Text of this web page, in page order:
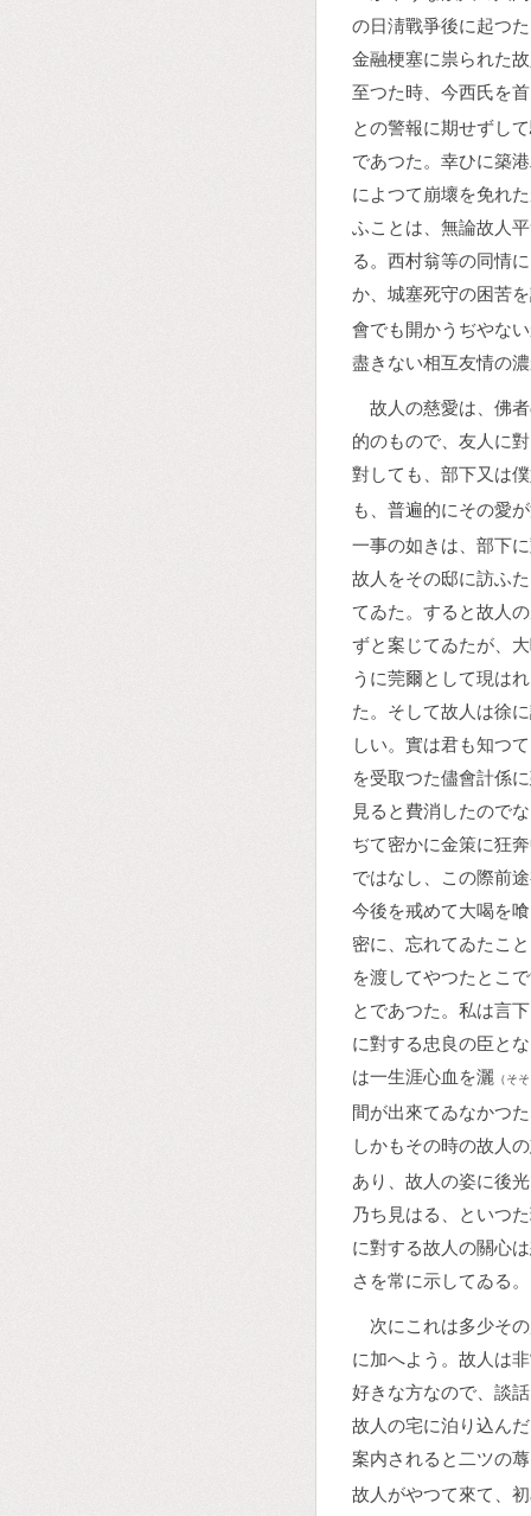
の日淸戰爭後に起つ
金融梗塞に祟られた
至つた時、今西氏を首
との警報に期せずし
であつた。幸ひに築
によつて崩壞を免れ
ふことは、無論故人
る。西村翁等の同情
か、城塞死守の困苦
會でも開かうぢやな
盡きない相互友情の
故人の慈愛は、佛
的のもので、友人に
對しても、部下又は
も、普遍的にその愛
一事の如きは、部下
故人をその邸に訪ふ
てゐた。すると故人
ずと案じてゐたが、
うに莞爾として現は
た。そして故人は徐
しい。實は君も知つ
を受取つた儘會計係
見ると費消したので
ぢて密かに金策に狂
ではなし、この際前
今後を戒めて大喝を
密に、忘れてゐたこ
を渡してやつたとこ
とであつた。私は言
に對する忠良の臣と
は一生涯心血を灑 （そ
間が出來てゐなかつ
しかもその時の故人
あり、故人の姿に後
乃ち見はる、といつ
に對する故人の關心
さを常に示してゐる。
次にこれは多少そ
に加へよう。故人は
好きな方なので、談
故人の宅に泊り込ん
案内されると二ツの蓐
故人がやつて來て、